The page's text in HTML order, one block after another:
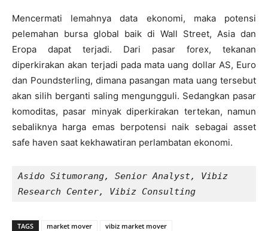
Mencermati lemahnya data ekonomi, maka potensi
pelemahan bursa global baik di Wall Street, Asia dan
Eropa dapat terjadi. Dari pasar forex, tekanan
diperkirakan akan terjadi pada mata uang dollar AS, Euro
dan Poundsterling, dimana pasangan mata uang tersebut
akan silih berganti saling mengungguli. Sedangkan pasar
komoditas, pasar minyak diperkirakan tertekan, namun
sebaliknya harga emas berpotensi naik sebagai asset
safe haven saat kekhawatiran perlambatan ekonomi.
Asido Situmorang, Senior Analyst, Vibiz
Research Center, Vibiz Consulting
TAGS market mover vibiz market mover